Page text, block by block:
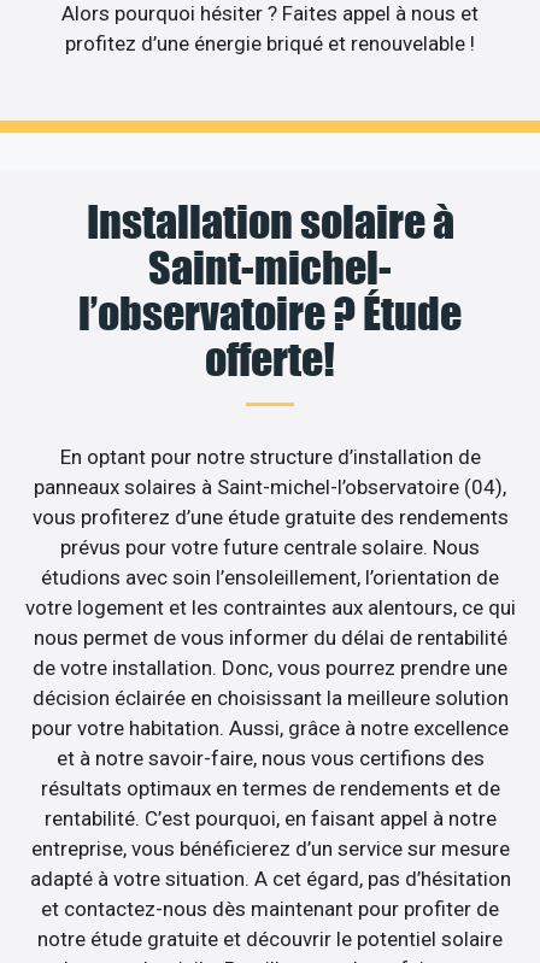
Alors pourquoi hésiter ? Faites appel à nous et
profitez d’une énergie briqué et renouvelable !
Installation solaire à
Saint-michel-
l’observatoire ? Étude
offerte!
En optant pour notre structure d’installation de
panneaux solaires à Saint-michel-l’observatoire (04),
vous profiterez d’une étude gratuite des rendements
prévus pour votre future centrale solaire. Nous
étudions avec soin l’ensoleillement, l’orientation de
votre logement et les contraintes aux alentours, ce qui
nous permet de vous informer du délai de rentabilité
de votre installation. Donc, vous pourrez prendre une
décision éclairée en choisissant la meilleure solution
pour votre habitation. Aussi, grâce à notre excellence
et à notre savoir-faire, nous vous certifions des
résultats optimaux en termes de rendements et de
rentabilité. C’est pourquoi, en faisant appel à notre
entreprise, vous bénéficierez d’un service sur mesure
adapté à votre situation. A cet égard, pas d’hésitation
et contactez-nous dès maintenant pour profiter de
notre étude gratuite et découvrir le potentiel solaire